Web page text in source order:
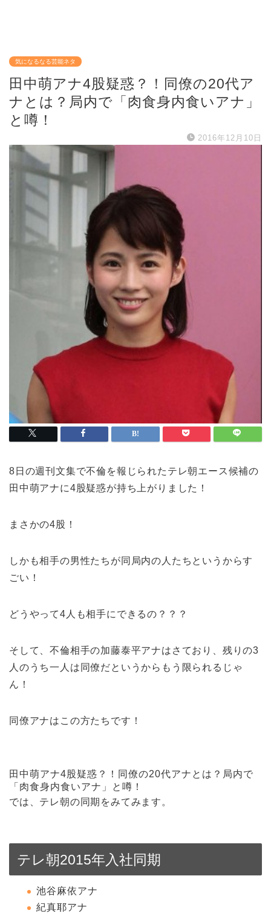
気になるなる芸能ネタ
田中萌アナ4股疑惑？！同僚の20代ア
ナとは？局内で「肉食身内食いアナ」
と噂！
2016年12月10日
8日の週刊文集で不倫を報じられたテレ朝エース候補の
田中萌アナに4股疑惑が持ち上がりました！
まさかの4股！
しかも相手の男性たちが同局内の人たちというからす
ごい！
どうやって4人も相手にできるの？？？
そして、不倫相手の加藤泰平アナはさており、残りの3
人のうち一人は同僚だというからもう限られるじゃ
ん！
同僚アナはこの方たちです！
田中萌アナ4股疑惑？！同僚の20代アナとは？局内で
「肉食身内食いアナ」と噂！
では、テレ朝の同期をみてみます。
テレ朝2015年入社同期
池谷麻依アナ
紀真耶­アナ